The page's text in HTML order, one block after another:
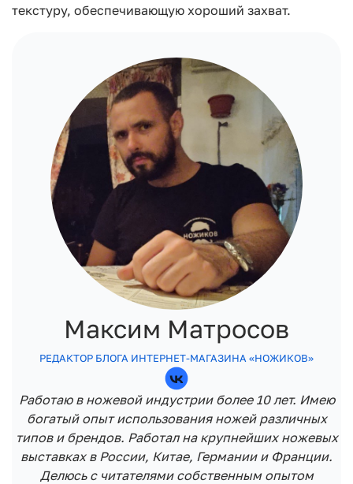
текстуру, обеспечивающую хороший захват.
Максим Матросов
РЕДАКТОР БЛОГА ИНТЕРНЕТ-МАГАЗИНА «НОЖИКОВ»
Работаю в ножевой индустрии более 10 лет. Имею
богатый опыт использования ножей различных
типов и брендов. Работал на крупнейших ножевых
выставках в России, Китае, Германии и Франции.
Делюсь с читателями собственным опытом